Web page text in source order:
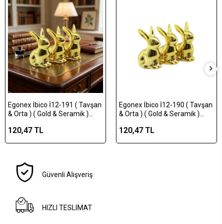
Egonex İbico İ12-191 ( Tavşan
& Orta ) ( Gold & Seramik )
Eşyası*12x12
120,47 TL
Egonex İbico İ12-190 ( Tavşan
& Orta ) ( Gold & Seramik )
Eşyası*12x16
120,47 TL
Güvenli Alışveriş
HIZLI TESLİMAT